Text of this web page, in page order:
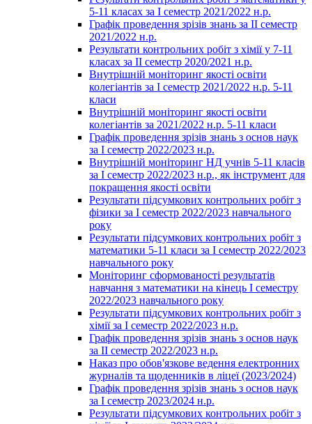
5-11 класах за І семестр 2021/2022 н.р.
Графік проведення зрізів знань за ІІ семестр
2021/2022 н.р.
Результати контрольних робіт з хімії у 7-11
класах за ІІ семестр 2020/2021 н.р.
Внутрішній моніторинг якості освіти
колегіантів за І семестр 2021/2022 н.р. 5-11
класи
Внутрішній моніторинг якості освіти
колегіантів за 2021/2022 н.р. 5-11 класи
Графік проведення зрізів знань з основ наук
за І семестр 2022/2023 н.р.
Внутрішній моніторинг НД учнів 5-11 класів
за І семестр 2022/2023 н.р., як інструмент для
покращення якості освіти
Результати підсумкових контрольних робіт з
фізики за І семестр 2022/2023 навчального
року
Результати підсумкових контрольних робіт з
математики 5-11 класи за І семестр 2022/2023
навчального року
Моніторинг сформованості результатів
навчання з математики на кінець І семестру
2022/2023 навчального року
Результати підсумкових контрольних робіт з
хімії за І семестр 2022/2023 н.р.
Графік проведення зрізів знань з основ наук
за ІІ семестр 2022/2023 н.р.
Наказ про обов'язкове ведення електронних
журналів та щоденників в ліцеї (2023/2024)
Графік проведення зрізів знань з основ наук
за І семестр 2023/2024 н.р.
Результати підсумкових контрольних робіт з